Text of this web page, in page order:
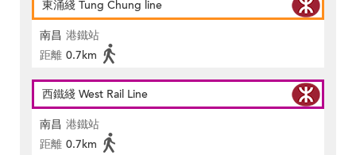
東涌綫 Tung Chung line
南昌 港鐵站
距離 0.7km
西鐵綫 West Rail Line
南昌 港鐵站
距離 0.7km